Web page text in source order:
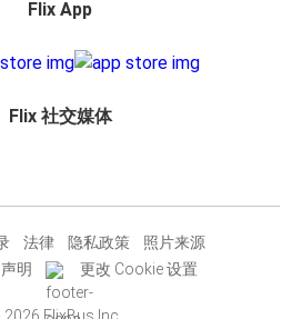
Flix App
Flix 社交媒体
法律 隐私政策
照片来源
明
更改 Cookie 设置